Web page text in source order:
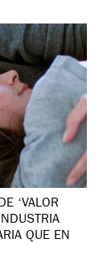
‘VALOR
QUE EN